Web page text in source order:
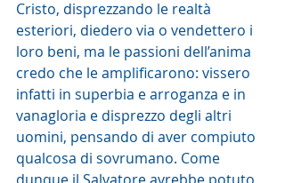
Cristo, disprezzando le realtà
esteriori, diedero via o vendettero i
loro beni, ma le passioni dell’anima
credo che le amplificarono: vissero
infatti in superbia e arroganza e in
vanagloria e disprezzo degli altri
uomini, pensando di aver compiuto
qualcosa di sovrumano. Come